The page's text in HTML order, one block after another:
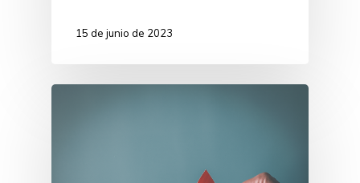
15 de junio de 2023